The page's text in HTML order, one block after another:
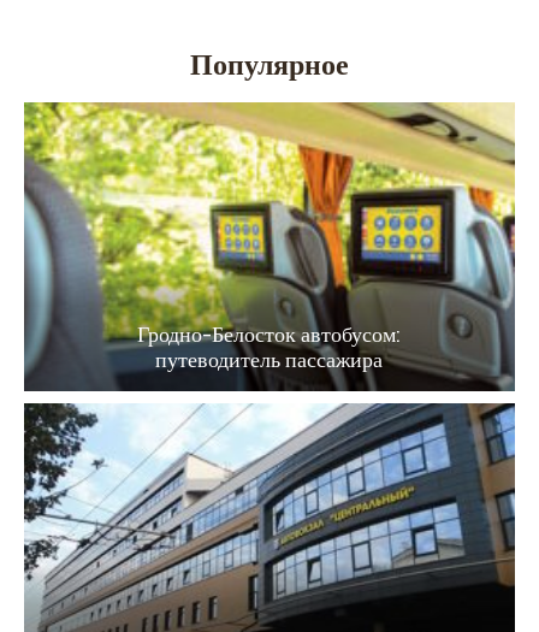
Популярное
Гродно-Белосток автобусом:
путеводитель пассажира